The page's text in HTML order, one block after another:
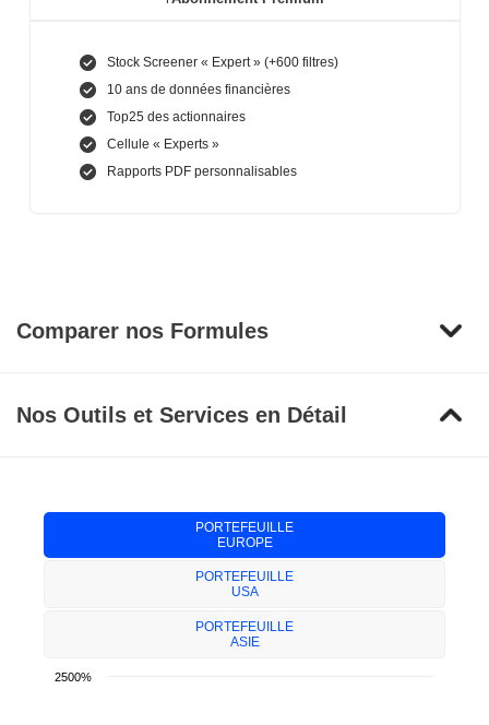
Stock Screener « Expert » (+600 filtres)
10 ans de données financières
Top25 des actionnaires
Cellule « Experts »
Rapports PDF personnalisables
Comparer nos Formules
Nos Outils et Services en Détail
PORTEFEUILLE
EUROPE
PORTEFEUILLE
USA
PORTEFEUILLE
ASIE
2500%